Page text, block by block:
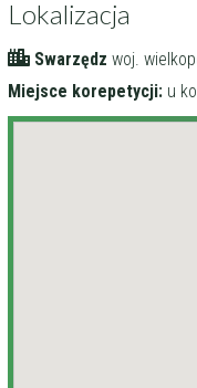
Lokalizacja
Swarzędz woj.
Miejsce korepetycji: u